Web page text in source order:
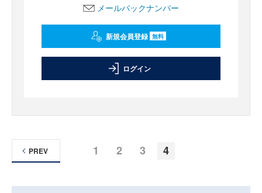
メールバックナンバー
新規会員登録 無料
ログイン
1 2 3 4
PREV